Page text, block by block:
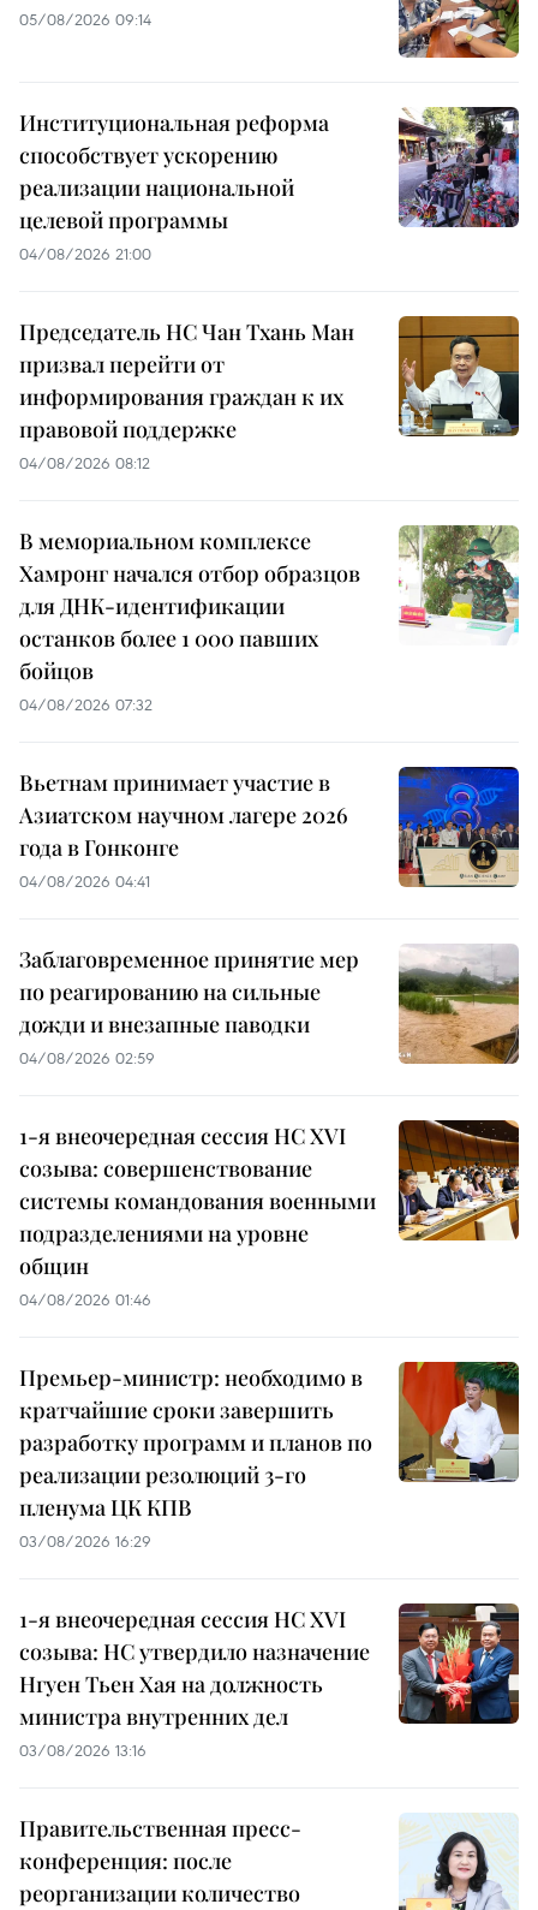
05/08/2026 09:14
Институциональная реформа
способствует ускорению
реализации национальной
целевой программы
04/08/2026 21:00
Председатель НС Чан Тхань Ман
призвал перейти от
информирования граждан к их
правовой поддержке
04/08/2026 08:12
В мемориальном комплексе
Хамронг начался отбор образцов
для ДНК-идентификации
останков более 1 000 павших
бойцов
04/08/2026 07:32
Вьетнам принимает участие в
Азиатском научном лагере 2026
года в Гонконге
04/08/2026 04:41
Заблаговременное принятие мер
по реагированию на сильные
дожди и внезапные паводки
04/08/2026 02:59
1-я внеочередная сессия НС XVI
созыва: совершенствование
системы командования военными
подразделениями на уровне
общин
04/08/2026 01:46
Премьер-министр: необходимо в
кратчайшие сроки завершить
разработку программ и планов по
реализации резолюций 3-го
пленума ЦК КПВ
03/08/2026 16:29
1-я внеочередная сессия НС XVI
созыва: НС утвердило назначение
Нгуен Тьен Хая на должность
министра внутренних дел
03/08/2026 13:16
Правительственная пресс-
конференция: после
реорганизации количество